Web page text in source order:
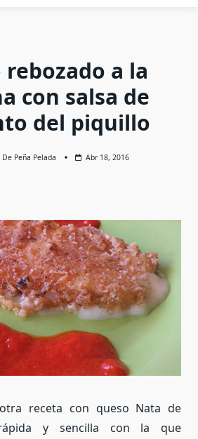
rebozado a la
con salsa de
del piquillo
De Peña Pelada Abr 18, 2016
receta con queso Nata de
y sencilla con la que